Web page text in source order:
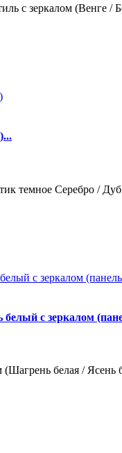
с зеркалом
темное Серебро /
с зеркалом
белая /